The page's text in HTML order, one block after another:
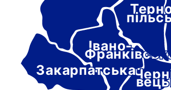
Івано-
Закарпатська